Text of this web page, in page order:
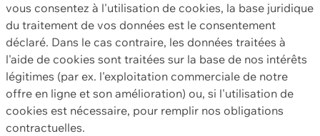
vous consentez à l'utilisation de cookies, la base juridique
du traitement de vos données est le consentement
déclaré. Dans le cas contraire, les données traitées à
l'aide de cookies sont traitées sur la base de nos intérêts
légitimes (par ex. l'exploitation commerciale de notre
offre en ligne et son amélioration) ou, si l'utilisation de
cookies est nécessaire, pour remplir nos obligations
contractuelles.